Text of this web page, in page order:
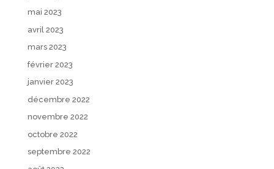
mai 2023
avril 2023
mars 2023
février 2023
janvier 2023
décembre 2022
novembre 2022
octobre 2022
septembre 2022